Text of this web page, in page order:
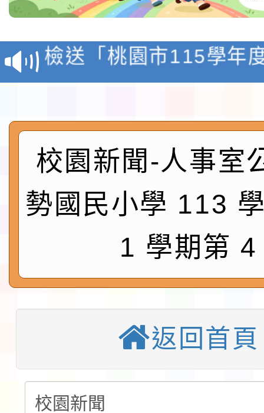
本校115學年度第1學
第3次招考代課鐘點教
告(不再辦理後續甄選)
檢送「桃園市115學年
賽實施要點」1份
本市「115學年度學生
程安排一案
「桃園市補助參觀特色
展演活動實施計畫」
請一案
社團法人中華民國畫廊
026 ART TAIPEI臺北
會」之「藝術教育日」
本校115學年度第1學
第2次招考代課鐘點教
告(採1次公告分次招考)
0 小時業訓練課程
轉知本市體育總會划船
「115年桃園市運動會
錦標賽」海洋艇及
「114-115年度
計畫」公費接種對象擴
115學年度迎新活動暨
會活動流程表
本校115學年度第1學
第3次招考代課鐘點教
檢送「桃園市115學年
校園新聞-人事室
勢國民小學 113
1 學期第 4
返回首頁